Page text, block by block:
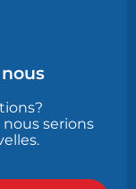
nous serions